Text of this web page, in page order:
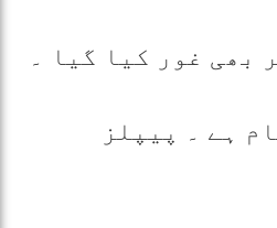
بھی غور کیا گیا ۔
ہے ۔ پیپلز